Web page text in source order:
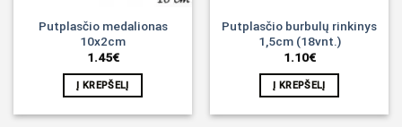
Putplasčio medalionas
10x2cm
1.45€
Į KREPŠELĮ
Putplasčio burbulų rinkinys
1,5cm (18vnt.)
1.10€
Į KREPŠELĮ